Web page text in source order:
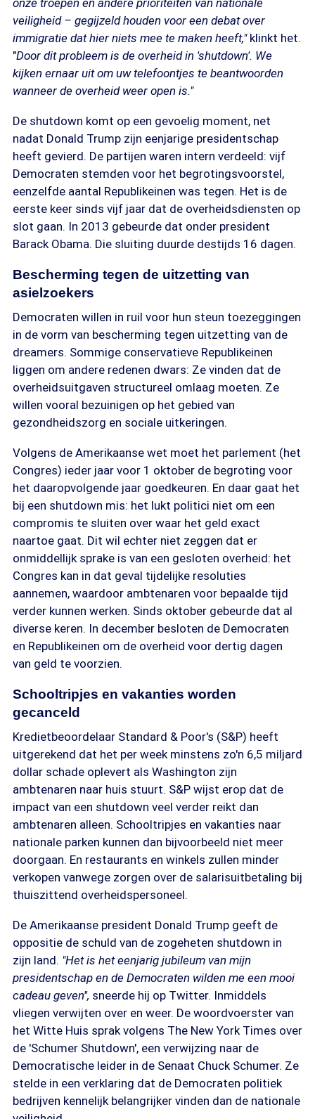
onze troepen en andere prioriteiten van nationale
veiligheid – gegijzeld houden voor een debat over
immigratie dat hier niets mee te maken heeft,"klinkt het.
"Door dit probleem is de overheid in 'shutdown'. We
kijken ernaar uit om uw telefoontjes te beantwoorden
wanneer de overheid weer open is."
De shutdown komt op een gevoelig moment, net
nadat Donald Trump zijn eenjarige presidentschap
heeft gevierd. De partijen waren intern verdeeld: vijf
Democraten stemden voor het begrotingsvoorstel,
eenzelfde aantal Republikeinen was tegen. Het is de
eerste keer sinds vijf jaar dat de overheidsdiensten op
slot gaan. In 2013 gebeurde dat onder president
Barack Obama. Die sluiting duurde destijds 16 dagen.
Bescherming tegen de uitzetting van
asielzoekers
Democraten willen in ruil voor hun steun toezeggingen
in de vorm van bescherming tegen uitzetting van de
dreamers. Sommige conservatieve Republikeinen
liggen om andere redenen dwars: Ze vinden dat de
overheidsuitgaven structureel omlaag moeten. Ze
willen vooral bezuinigen op het gebied van
gezondheidszorg en sociale uitkeringen.
Volgens de Amerikaanse wet moet het parlement (het
Congres) ieder jaar voor 1 oktober de begroting voor
het daaropvolgende jaar goedkeuren. En daar gaat het
bij een shutdown mis: het lukt politici niet om een
compromis te sluiten over waar het geld exact
naartoe gaat. Dit wil echter niet zeggen dat er
onmiddellijk sprake is van een gesloten overheid: het
Congres kan in dat geval tijdelijke resoluties
aannemen, waardoor ambtenaren voor bepaalde tijd
verder kunnen werken. Sinds oktober gebeurde dat al
diverse keren. In december besloten de Democraten
en Republikeinen om de overheid voor dertig dagen
van geld te voorzien.
Schooltripjes en vakanties worden
gecanceld
Kredietbeoordelaar Standard & Poor's (S&P) heeft
uitgerekend dat het per week minstens zo'n 6,5 miljard
dollar schade oplevert als Washington zijn
ambtenaren naar huis stuurt. S&P wijst erop dat de
impact van een shutdown veel verder reikt dan
ambtenaren alleen. Schooltripjes en vakanties naar
nationale parken kunnen dan bijvoorbeeld niet meer
doorgaan. En restaurants en winkels zullen minder
verkopen vanwege zorgen over de salarisuitbetaling bij
thuiszittend overheidspersoneel.
De Amerikaanse president Donald Trump geeft de
oppositie de schuld van de zogeheten shutdown in
zijn land. "Het is het eenjarig jubileum van mijn
presidentschap en de Democraten wilden me een mooi
cadeau geven'', sneerde hij op Twitter. Inmiddels
vliegen verwijten over en weer. De woordvoerster van
het Witte Huis sprak volgens The New York Times over
de 'Schumer Shutdown', een verwijzing naar de
Democratische leider in de Senaat Chuck Schumer. Ze
stelde in een verklaring dat de Democraten politiek
bedrijven kennelijk belangrijker vinden dan de nationale